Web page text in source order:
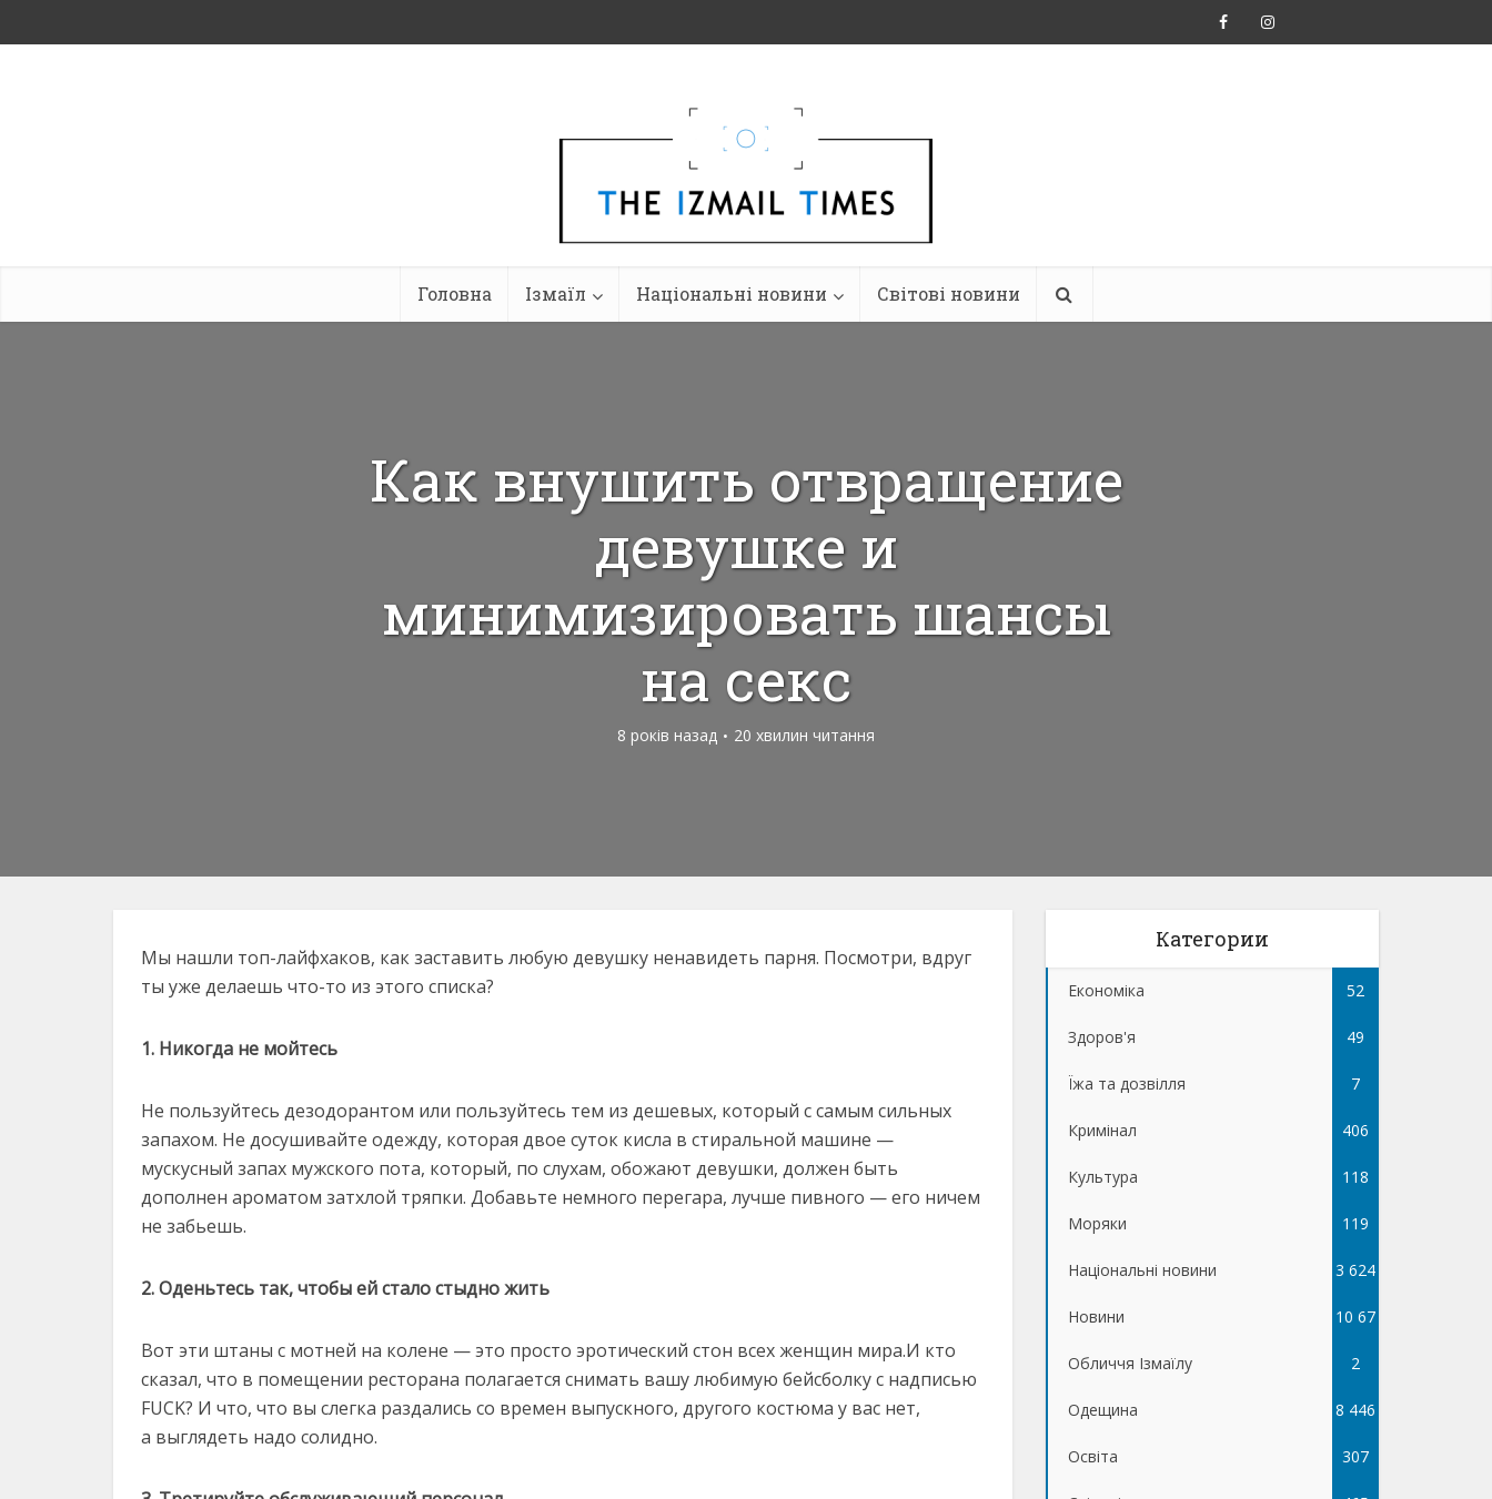
Головна Ізмаїл Національні новини Світові новини
Как внушить отвращение
девушке и
минимизировать шансы
на секс
8 років назад 20 хвилин читання
Мы нашли топ-лайфхаков, как заставить любую девушку ненавидеть парня. Посмотри, вдруг
ты уже делаешь что-то из этого списка?
1. Никогда не мойтесь
Не пользуйтесь дезодорантом или пользуйтесь тем из дешевых, который с самым сильных
запахом. Не досушивайте одежду, которая двое суток кисла в стиральной машине —
мускусный запах мужского пота, который, по слухам, обожают девушки, должен быть
дополнен ароматом затхлой тряпки. Добавьте немного перегара, лучше пивного — его ничем
не забьешь.
2. Оденьтесь так, чтобы ей стало стыдно жить
Вот эти штаны с мотней на колене — это просто эротический стон всех женщин мира.И кто
сказал, что в помещении ресторана полагается снимать вашу любимую бейсболку с надписью
FUCK? И что, что вы слегка раздались со времен выпускного, другого костюма у вас нет,
а выглядеть надо солидно.
Категории
Економіка 52
Здоров'я 49
Їжа та дозвілля 7
Кримінал 406
Культура 118
Моряки 119
Національні новини 3 624
Новини 10 67
5
Обличчя Ізмаїлу 2
Одещина 8 446
Освіта 307